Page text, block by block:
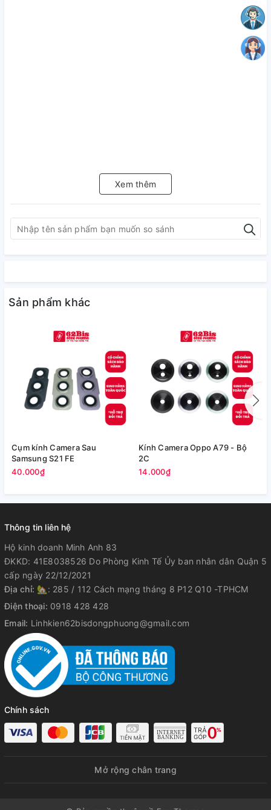
Xem thêm
Sản phẩm khác
Cụm kính Camera Sau
Samsung S21 FE
40.000₫
Kính Camera Oppo A79 - Bộ
2C
14.000₫
Thông tin liên hệ
Hộ kinh doanh Minh Anh 83
ĐKKD: 41E8038526 Do Phòng Kinh Tế Ủy ban nhân dân Quận 5
cấp ngày 22/12/2021
Địa chỉ: 🏡: 285 / 112 Cách mạng tháng 8 P12 Q10 -TPHCM
Điện thoại: 0918 428 428
Email: Linhkien62bisdongphuong@gmail.com
Chính sách
Mở rộng chân trang